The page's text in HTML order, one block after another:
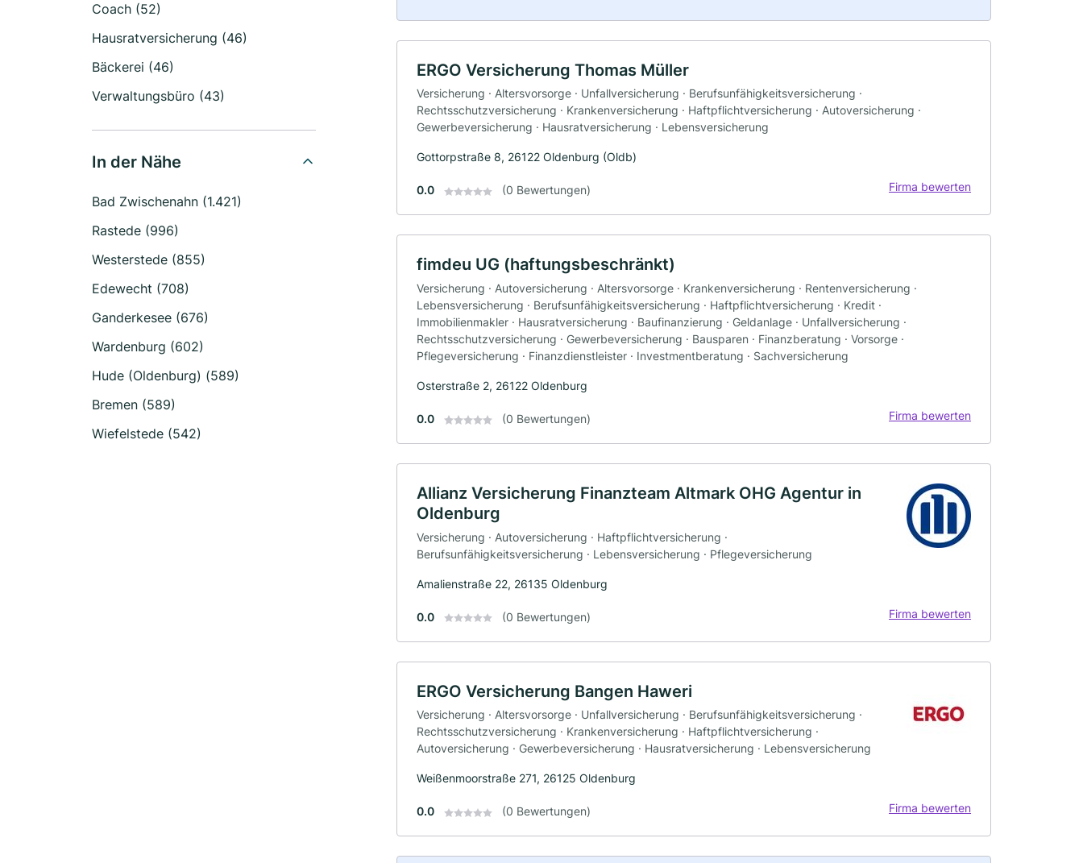
Coach (52)
Hausratversicherung (46)
Bäckerei (46)
Verwaltungsbüro (43)
In der Nähe
Bad Zwischenahn (1.421)
Rastede (996)
Westerstede (855)
Edewecht (708)
Ganderkesee (676)
Wardenburg (602)
Hude (Oldenburg) (589)
Bremen (589)
Wiefelstede (542)
ERGO Versicherung Thomas Müller
Versicherung · Altersvorsorge · Unfallversicherung · Berufsunfähigkeitsversicherung ·
Rechtsschutzversicherung · Krankenversicherung · Haftpflichtversicherung · Autoversicherung ·
Gewerbeversicherung · Hausratversicherung · Lebensversicherung
Gottorpstraße 8, 26122 Oldenburg (Oldb)
0.0 (0 Bewertungen) Firma bewerten
fimdeu UG (haftungsbeschränkt)
Versicherung · Autoversicherung · Altersvorsorge · Krankenversicherung · Rentenversicherung ·
Lebensversicherung · Berufsunfähigkeitsversicherung · Haftpflichtversicherung · Kredit ·
Immobilienmakler · Hausratversicherung · Baufinanzierung · Geldanlage · Unfallversicherung ·
Rechtsschutzversicherung · Gewerbeversicherung · Bausparen · Finanzberatung · Vorsorge ·
Pflegeversicherung · Finanzdienstleister · Investmentberatung · Sachversicherung
Osterstraße 2, 26122 Oldenburg
0.0 (0 Bewertungen) Firma bewerten
Allianz Versicherung Finanzteam Altmark OHG Agentur in
Oldenburg
Versicherung · Autoversicherung · Haftpflichtversicherung ·
Berufsunfähigkeitsversicherung · Lebensversicherung · Pflegeversicherung
Amalienstraße 22, 26135 Oldenburg
0.0 (0 Bewertungen) Firma bewerten
ERGO Versicherung Bangen Haweri
Versicherung · Altersvorsorge · Unfallversicherung · Berufsunfähigkeitsversicherung ·
Rechtsschutzversicherung · Krankenversicherung · Haftpflichtversicherung ·
Autoversicherung · Gewerbeversicherung · Hausratversicherung · Lebensversicherung
Weißenmoorstraße 271, 26125 Oldenburg
0.0 (0 Bewertungen) Firma bewerten